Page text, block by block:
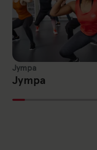
Jympa
Jympa